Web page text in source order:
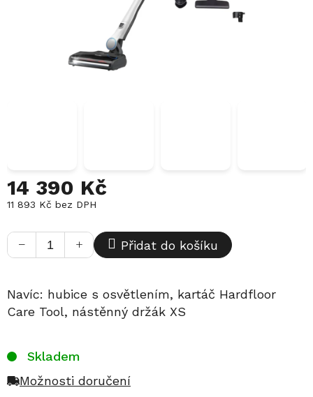
14 390 Kč
11 893 Kč bez DPH
cena:
+
− Přidat do košíku
Navíc: hubice s osvětlením, kartáč Hardfloor
Care Tool, nástěnný držák XS
Skladem
Možnosti doručení